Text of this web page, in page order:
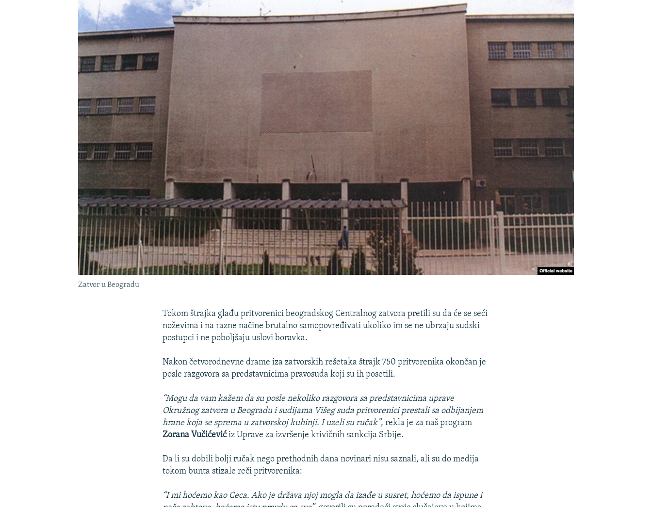
GENOCID U SREBRENICI
POPLAVE I KLIZIŠTA U BIH 2024.
TRI DECENIJE OD RATA U BIH
NASTANAK I RASPAD JUGOSLAVIJE
Zatvor u Beogradu
Tokom štrajka glađu pritvorenici beogradskog Centralnog zatvora pretili su da će se seći
noževima i na razne načine brutalno samopovređivati ukoliko im se ne ubrzaju sudski
postupci i ne poboljšaju uslovi boravka.
Nakon četvorodnevne drame iza zatvorskih rešetaka štrajk 750 pritvorenika okončan je
posle razgovora sa predstavnicima pravosuđa koji su ih posetili.
“Mogu da vam kažem da su posle nekoliko razgovora sa predstavnicima uprave
Okružnog zatvora u Beogradu i sudijama Višeg suda pritvorenici prestali sa odbijanjem
hrane koja se sprema u zatvorskoj kuhinji. I uzeli su ručak”, rekla je za naš program
Zorana Vučićevićiz Uprave za izvršenje krivičnih sankcija Srbije.
Da li su dobili bolji ručak nego prethodnih dana novinari nisu saznali, ali su do medija
tokom bunta stizale reči pritvorenika:
“I mi hoćemo kao Ceca. Ako je država njoj mogla da izađe u susret, hoćemo da ispune i